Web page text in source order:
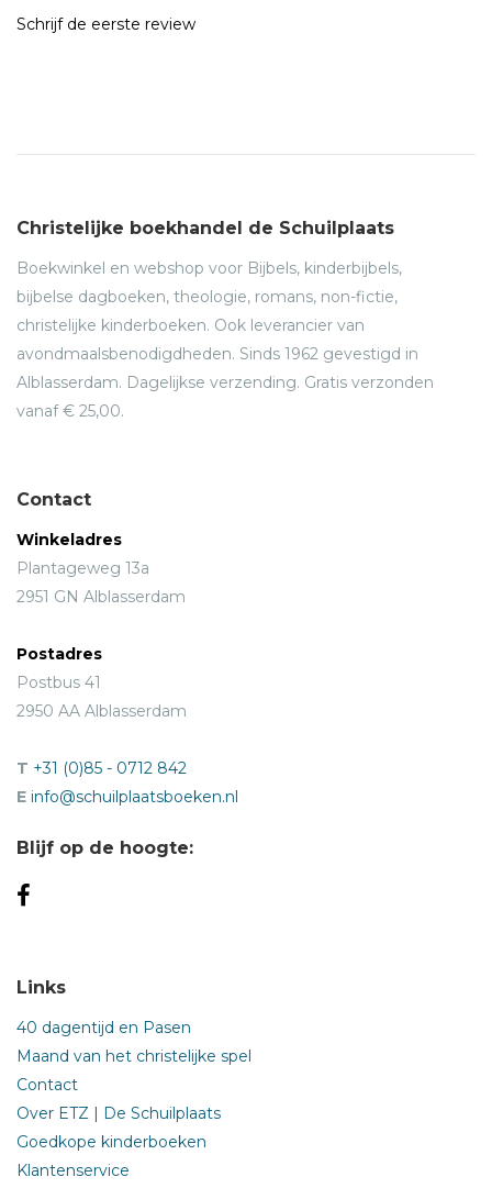
Schrijf de eerste review
Christelijke boekhandel de Schuilplaats
Boekwinkel en webshop voor Bijbels, kinderbijbels,
bijbelse dagboeken, theologie, romans, non-fictie,
christelijke kinderboeken. Ook leverancier van
avondmaalsbenodigdheden. Sinds 1962 gevestigd in
Alblasserdam. Dagelijkse verzending. Gratis verzonden
vanaf € 25,00.
Contact
Winkeladres
Plantageweg 13a
2951 GN Alblasserdam
Postadres
Postbus 41
2950 AA Alblasserdam
T +31 (0)85 - 0712 842
E info@schuilplaatsboeken.nl
Blijf op de hoogte:
Links
40 dagentijd en Pasen
Maand van het christelijke spel
Contact
Over ETZ | De Schuilplaats
Goedkope kinderboeken
Klantenservice